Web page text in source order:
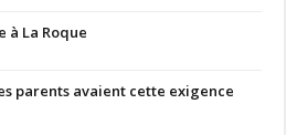
à La Roque
parents avaient cette exigence